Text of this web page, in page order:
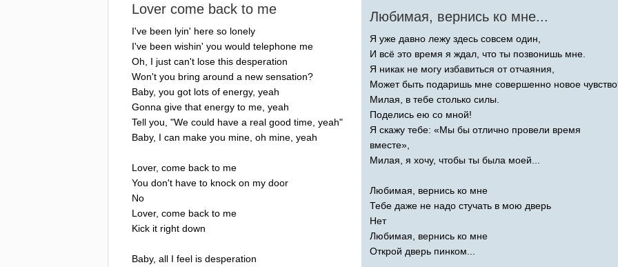
Lover come back to me
I've been lyin' here so lonely
I've been wishin' you would telephone me
Oh
I just can't lose this desperation
Won't you bring around a new sensation?
Baby, you got lots of energy, yeah
Gonna give that energy to me yeah
Tell you , "We could have a real good time yeah"
Baby, I can make you mine oh mine yeah
Lover, come back to me
You don't have to knock on my door
No
Lover, come back to me
Kick it right down
Baby, all I feel is desperation
Любимая, вернись ко мне...
Я уже давно лежу здесь совсем один,
И всё это время я ждал, что ты позвонишь мне.
Я никак не могу избавиться от отчаяния,
Может быть подаришь мне совершенно новое
Милая, в тебе столько силы.
Поделись ею со мной!
Я скажу тебе: «Мы бы отлично провели время
вместе»,
Милая, я хочу, чтобы ты была моей...
Любимая, вернись ко мне
Тебе даже не надо стучать в мою дверь
Нет
Любимая, вернись ко мне
Открой дверь пинком...